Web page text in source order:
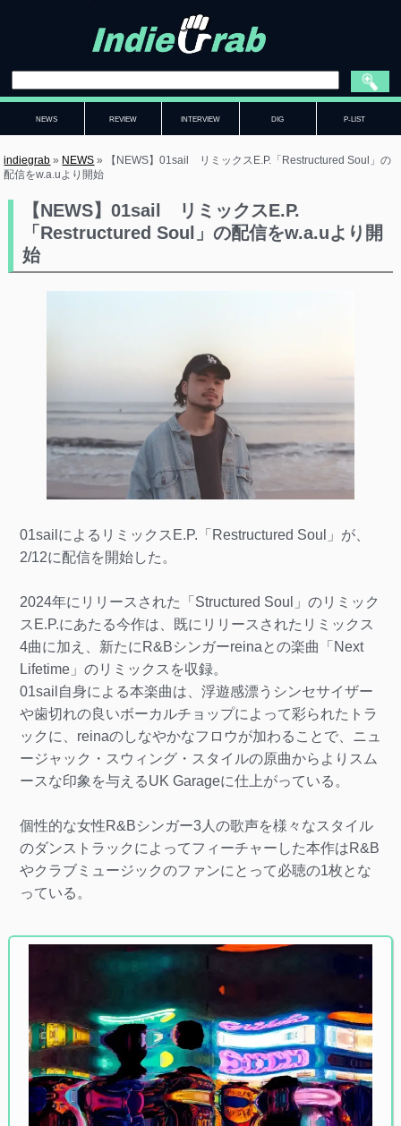
NEWS REVIEW INTERVIEW DIG P-LIST
indiegrab » NEWS »
【NEWS】01sail リミックスE.P.「Restructured Soul」の
配信をw.a.uより開始
【NEWS】01sail リミックスE.P.
「Restructured Soul」の配信をw.a.uより開
始
01sailによるリミックスE.P.「Restructured Soul」が、
2/12に配信を開始した。
2024年にリリースされた「Structured Soul」のリミック
スE.P.にあたる今作は、既にリリースされたリミックス
4曲に加え、新たにR&Bシンガーreinaとの楽曲「Next
Lifetime」のリミックスを収録。
01sail自身による本楽曲は、浮遊感漂うシンセサイザー
や歯切れの良いボーカルチョップによって彩られたトラ
ックに、reinaのしなやかなフロウが加わることで、ニュ
ージャック・スウィング・スタイルの原曲からよりスム
ースな印象を与えるUK Garageに仕上がっている。
個性的な女性R&Bシンガー3人の歌声を様々なスタイル
のダンストラックによってフィーチャーした本作はR&B
やクラブミュージックのファンにとって必聴の1枚とな
っている。